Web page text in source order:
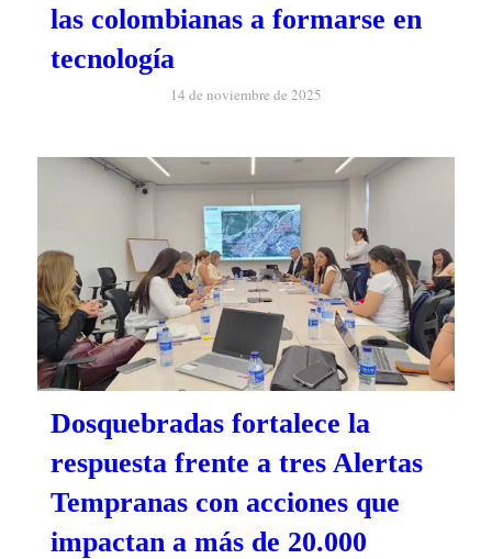
las colombianas a formarse en
tecnología
14 de noviembre de 2025
Dosquebradas fortalece la
respuesta frente a tres Alertas
Tempranas con acciones que
impactan a más de 20.000